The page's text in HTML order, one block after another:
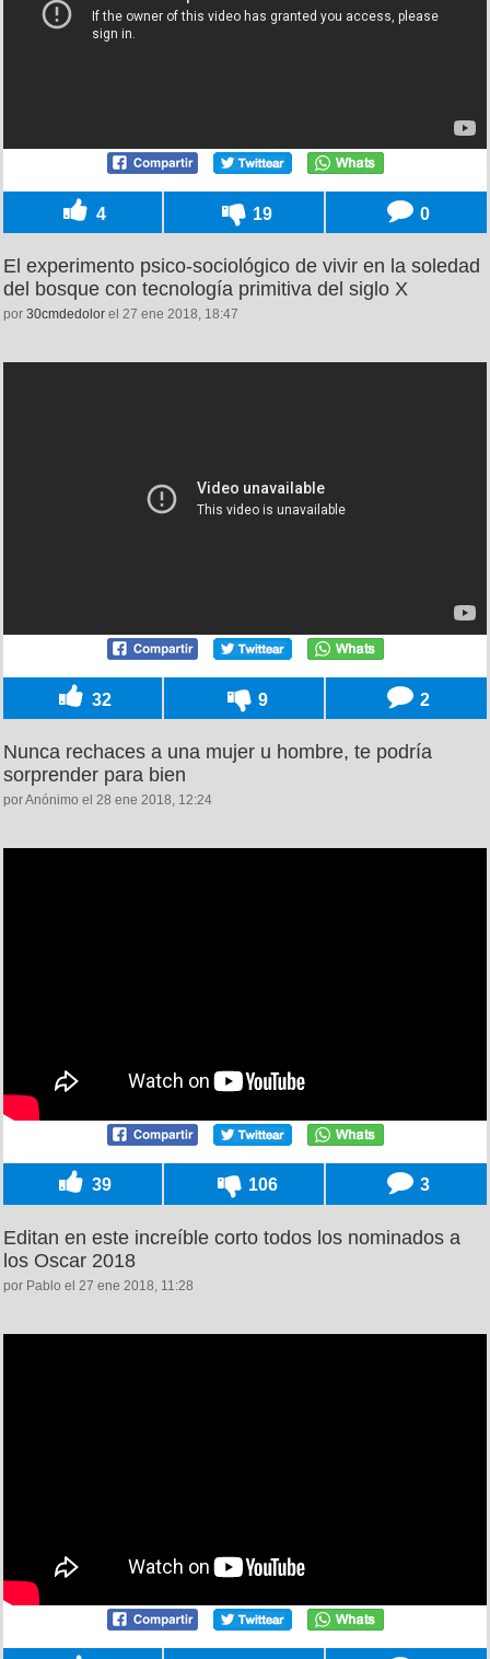
4 19 0
El experimento psico-sociológico de vivir en la soledad
del bosque con tecnología primitiva del siglo X
por 30cmdedolor el 27 ene 2018, 18:47
32 9 2
Nunca rechaces a una mujer u hombre, te podría
sorprender para bien
por Anónimo el 28 ene 2018, 12:24
39 106 3
Editan en este increíble corto todos los nominados a
los Oscar 2018
por Pablo el 27 ene 2018, 11:28